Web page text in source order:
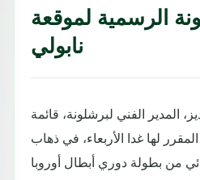
الرسمية لموقعة
نابولي
المدير الفني لبرشلونة، قائمة
لها غدا الأربعاء، في ذهاب